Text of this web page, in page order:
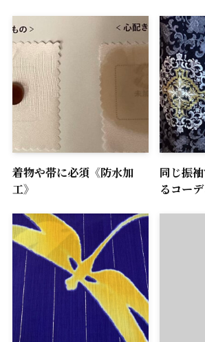
着物や帯に必須《防水加
工》
同じ振
るコー